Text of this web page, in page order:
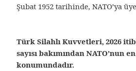
Şubat 1952 tarihinde, NATO’ya
Türk Silahlı Kuvvetleri, 2026
sayısı bakımından NATO’nun
konumundadır.